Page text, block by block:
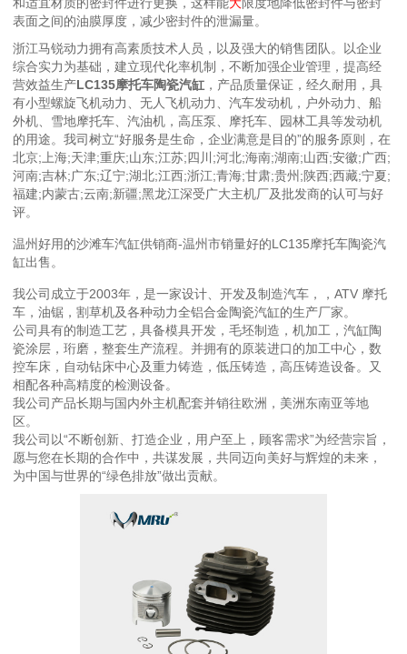
表面之间的油膜厚度，减少密封件的泄漏量。
浙江马锐动力拥有高素质技术人员，以及强大的销售团队。以企业
综合实力为基础，建立现代化率机制，不断加强企业管理，提高经
营效益生产LC135摩托车陶瓷汽缸 ，产品质量保证，经久耐用，具
有小型螺旋飞机动力、无人飞机动力、汽车发动机，户外动力、船
外机、雪地摩托车、汽油机，高压泵、摩托车、园林工具等发动机
的用途。我司树立“好服务是生命，企业满意是目的”的服务原则，在
北京;上海;天津;重庆;山东;江苏;四川;河北;海南;湖南;山西;安徽;广西;
河南;吉林;广东;辽宁;湖北;江西;浙江;青海;甘肃;贵州;陕西;西藏;宁夏;
福建;内蒙古;云南;新疆;黑龙江深受广大主机厂及批发商的认可与好
评。
温州好用的沙滩车汽缸供销商-温州市销量好的LC135摩托车陶瓷汽
缸出售。
我公司成立于2003年，是一家设计、开发及制造汽车，，ATV 摩托
车，油锯，割草机及各种动力全铝合金陶瓷汽缸的生产厂家。
公司具有的制造工艺，具备模具开发，毛坯制造，机加工，汽缸陶
瓷涂层，珩磨，整套生产流程。并拥有的原装进口的加工中心，数
控车床，自动钻床中心及重力铸造，低压铸造，高压铸造设备。又
相配各种高精度的检测设备。
我公司产品长期与国内外主机配套并销往欧洲，美洲东南亚等地
区。
我公司以“不断创新、打造企业，用户至上，顾客需求”为经营宗旨，
愿与您在长期的合作中，共谋发展，共同迈向美好与辉煌的未来，
为中国与世界的“绿色排放”做出贡献。